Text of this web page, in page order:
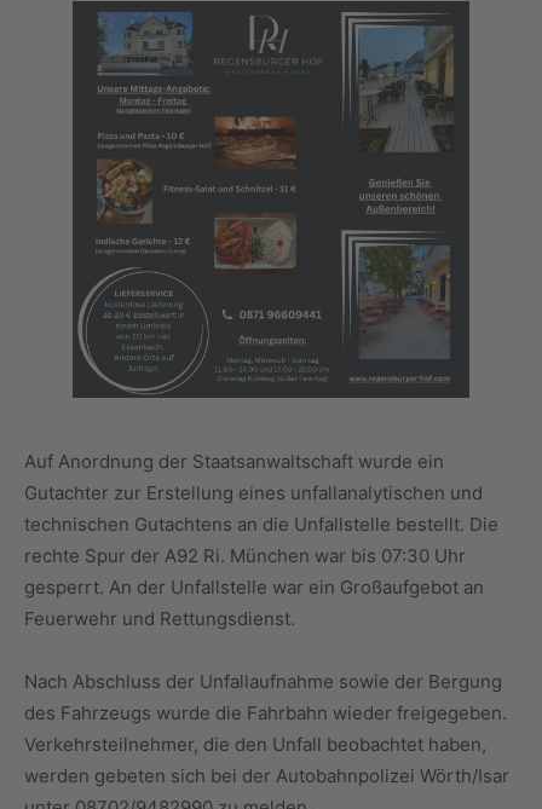
Auf Anordnung der Staatsanwaltschaft wurde ein
Gutachter zur Erstellung eines unfallanalytischen und
technischen Gutachtens an die Unfallstelle bestellt. Die
rechte Spur der A92 Ri. München war bis 07:30 Uhr
gesperrt. An der Unfallstelle war ein Großaufgebot an
Feuerwehr und Rettungsdienst.
Nach Abschluss der Unfallaufnahme sowie der Bergung
des Fahrzeugs wurde die Fahrbahn wieder freigegeben.
Verkehrsteilnehmer, die den Unfall beobachtet haben,
werden gebeten sich bei der Autobahnpolizei Wörth/Isar